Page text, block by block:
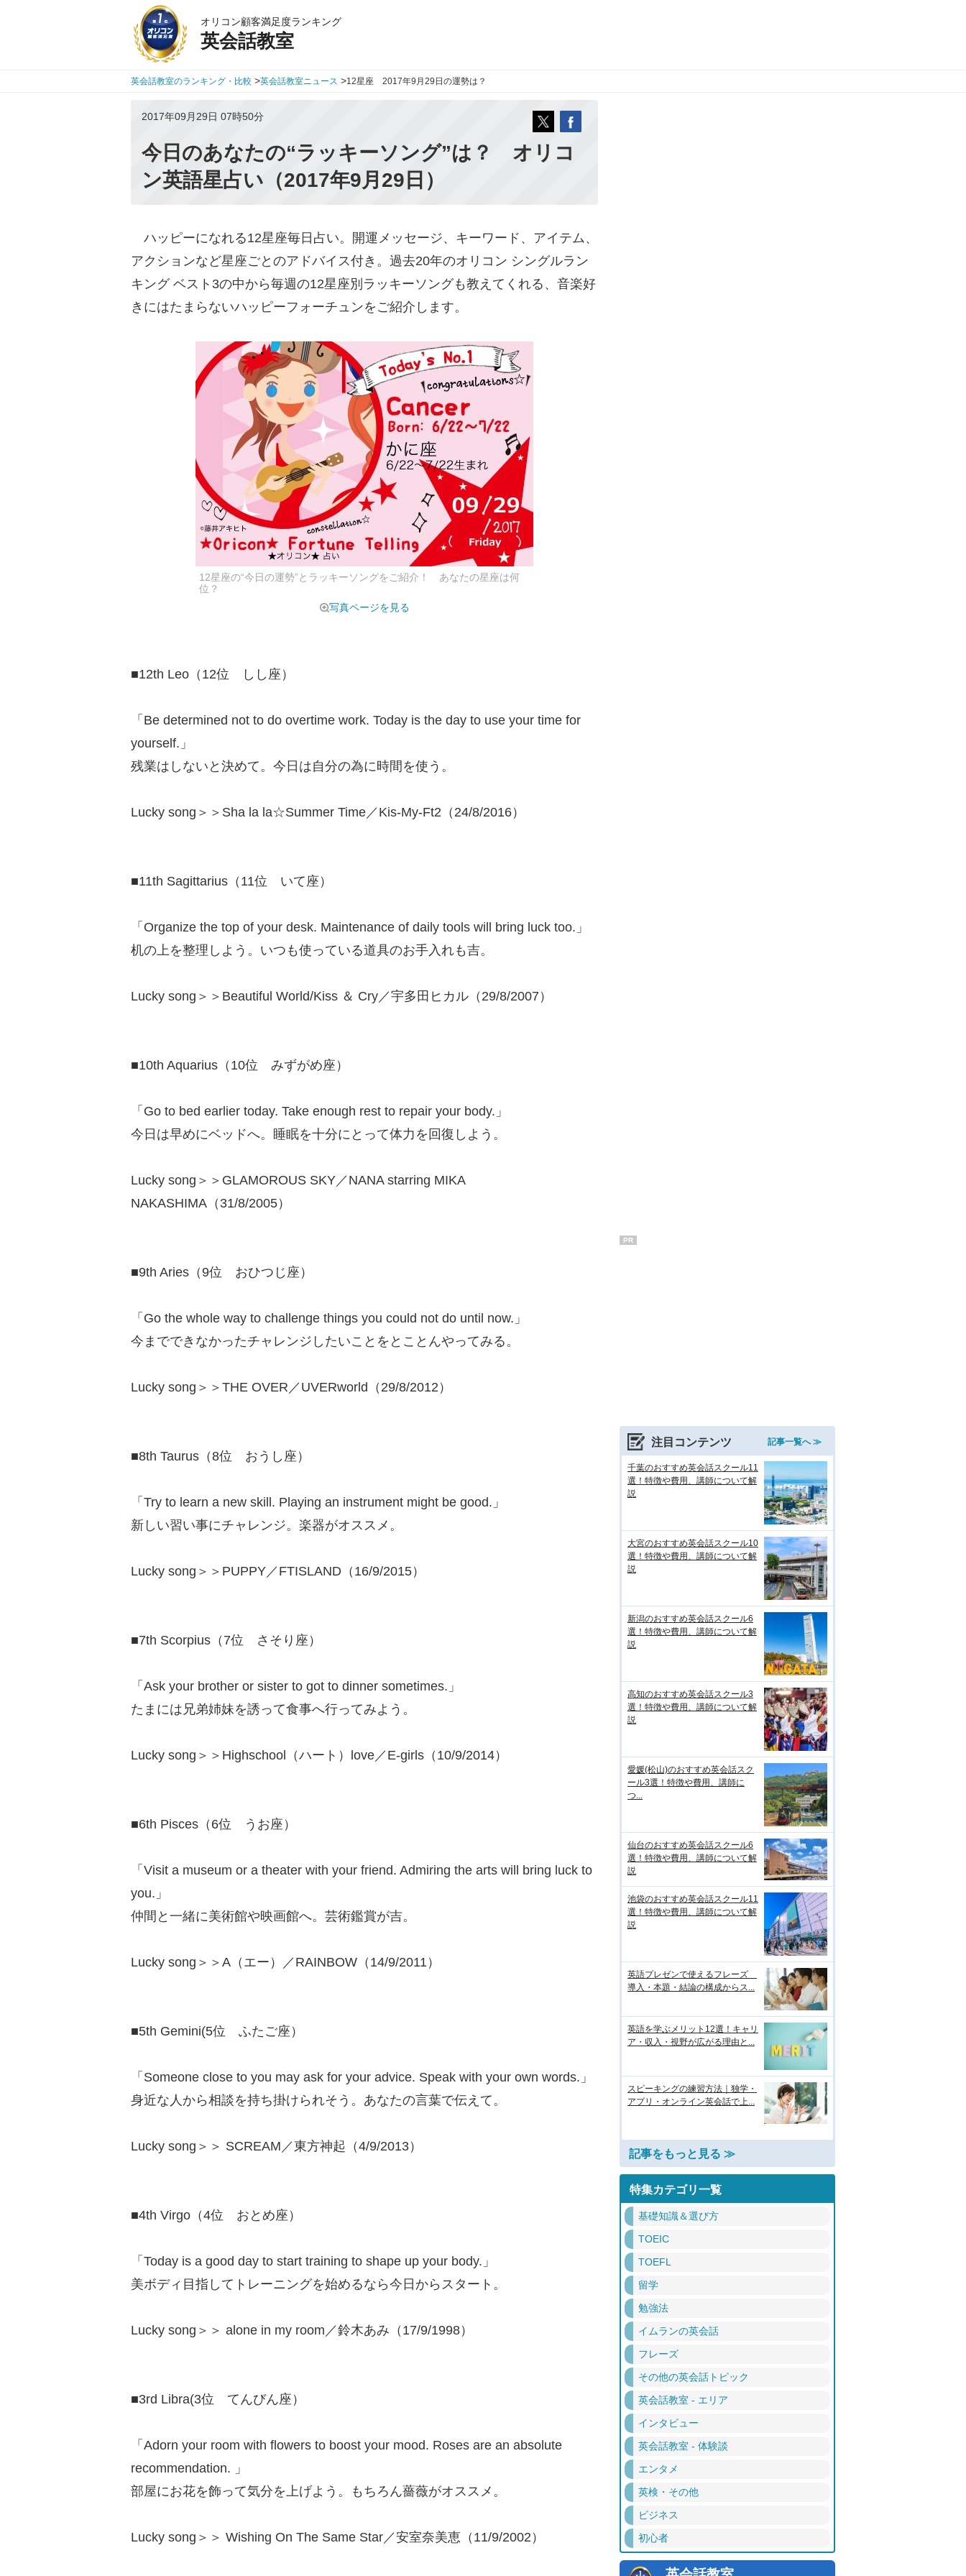
オリコン顧客満足度ランキング
英会話教室
英会話教室のランキング・比較 >英会話教室ニュース >12星座 2017年9月29日の運勢は？
2017年09月29日 07時50分
今日のあなたの“ラッキーソング”は？ オリコ
ン英語星占い（2017年9月29日）
ハッピーになれる12星座毎日占い。開運メッセージ、キーワード、アイテム、
アクションなど星座ごとのアドバイス付き。過去20年のオリコン シングルラン
キング ベスト3の中から毎週の12星座別ラッキーソングも教えてくれる、音楽好
きにはたまらないハッピーフォーチュンをご紹介します。
12星座の“今日の運勢”とラッキーソングをご紹介！ あなたの星座は何
位？
写真ページを見る
■12th Leo（12位 しし座）
「Be determined not to do overtime work. Today is the day to use your time for
yourself.」
残業はしないと決めて。今日は自分の為に時間を使う。
Lucky song＞＞Sha la la☆Summer Time／Kis-My-Ft2（24/8/2016）
■11th Sagittarius（11位 いて座）
「Organize the top of your desk. Maintenance of daily tools will bring luck too.」
机の上を整理しよう。いつも使っている道具のお手入れも吉。
Lucky song＞＞Beautiful World/Kiss ＆ Cry／宇多田ヒカル（29/8/2007）
■10th Aquarius（10位 みずがめ座）
「Go to bed earlier today. Take enough rest to repair your body.」
今日は早めにベッドへ。睡眠を十分にとって体力を回復しよう。
Lucky song＞＞GLAMOROUS SKY／NANA starring MIKA
NAKASHIMA（31/8/2005）
■9th Aries（9位 おひつじ座）
「Go the whole way to challenge things you could not do until now.」
今までできなかったチャレンジしたいことをとことんやってみる。
Lucky song＞＞THE OVER／UVERworld（29/8/2012）
■8th Taurus（8位 おうし座）
「Try to learn a new skill. Playing an instrument might be good.」
新しい習い事にチャレンジ。楽器がオススメ。
Lucky song＞＞PUPPY／FTISLAND（16/9/2015）
■7th Scorpius（7位 さそり座）
「Ask your brother or sister to got to dinner sometimes.」
たまには兄弟姉妹を誘って食事へ行ってみよう。
Lucky song＞＞Highschool（ハート）love／E-girls（10/9/2014）
■6th Pisces（6位 うお座）
「Visit a museum or a theater with your friend. Admiring the arts will bring luck to
you.」
仲間と一緒に美術館や映画館へ。芸術鑑賞が吉。
Lucky song＞＞A（エー）／RAINBOW（14/9/2011）
■5th Gemini(5位 ふたご座）
「Someone close to you may ask for your advice. Speak with your own words.」
身近な人から相談を持ち掛けられそう。あなたの言葉で伝えて。
Lucky song＞＞ SCREAM／東方神起（4/9/2013）
■4th Virgo（4位 おとめ座）
「Today is a good day to start training to shape up your body.」
美ボディ目指してトレーニングを始めるなら今日からスタート。
Lucky song＞＞ alone in my room／鈴木あみ（17/9/1998）
■3rd Libra(3位 てんびん座）
「Adorn your room with flowers to boost your mood. Roses are an absolute
recommendation. 」
部屋にお花を飾って気分を上げよう。もちろん薔薇がオススメ。
Lucky song＞＞ Wishing On The Same Star／安室奈美恵（11/9/2002）
PR
注目コンテンツ 記事一覧へ ≫
千葉のおすすめ英会話スクール11
選！特徴や費用、講師について解
説
大宮のおすすめ英会話スクール10
選！特徴や費用、講師について解
説
新潟のおすすめ英会話スクール6
選！特徴や費用、講師について解
説
高知のおすすめ英会話スクール3
選！特徴や費用、講師について解
説
愛媛(松山)のおすすめ英会話スク
ール3選！特徴や費用、講師に
つ...
仙台のおすすめ英会話スクール6
選！特徴や費用、講師について解
説
池袋のおすすめ英会話スクール11
選！特徴や費用、講師について解
説
英語プレゼンで使えるフレーズ
導入・本題・結論の構成からス...
英語を学ぶメリット12選！キャリ
ア・収入・視野が広がる理由と...
スピーキングの練習方法｜独学・
アプリ・オンライン英会話で上...
記事をもっと見る ≫
特集カテゴリ一覧
基礎知識＆選び方
TOEIC
TOEFL
留学
勉強法
イムランの英会話
フレーズ
その他の英会話トピック
英会話教室 - エリア
インタビュー
英会話教室 - 体験談
エンタメ
英検・その他
ビジネス
初心者